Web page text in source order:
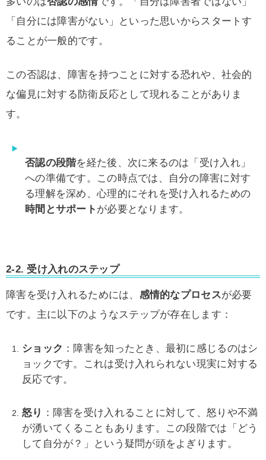
「自分には障害がない」といった思いからスタートす
ることが一般的です。
この否認は、障害を持つことに対する恐れや、社会的
な偏見に対する防衛反応として現れることがありま
す。
否認の段階を経た後、次に来るのは「受け入れ」
への準備です。この時点では、自分の障害に対す
る理解を深め、心理的にそれを受け入れるための
時間とサポート が必要となります。
2-2. 受け入れのステップ
障害を受け入れるためには、 感情的なプロセスが必要
です。主に以下のようなステップが存在します：
ショック ：障害を知ったとき、最初に感じるのはシ
ョックです。これは受け入れられない現実に対する
反応です。
怒り ：障害を受け入れることに対して、怒りや不満
が湧いてくることもあります。この段階では「どう
して自分が？」という疑問が頭をよぎります。